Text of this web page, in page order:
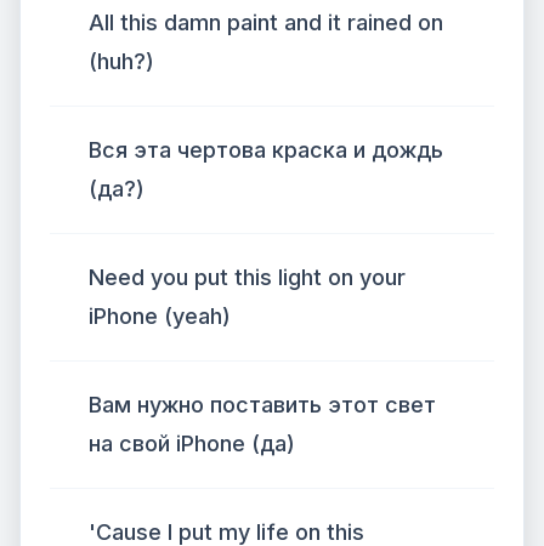
All this damn paint and it rained on
(huh?)
Вся эта чертова краска и дождь
(да?)
Need you put this light on your
iPhone (yeah)
Вам нужно поставить этот свет
на свой iPhone (да)
'Cause I put my life on this